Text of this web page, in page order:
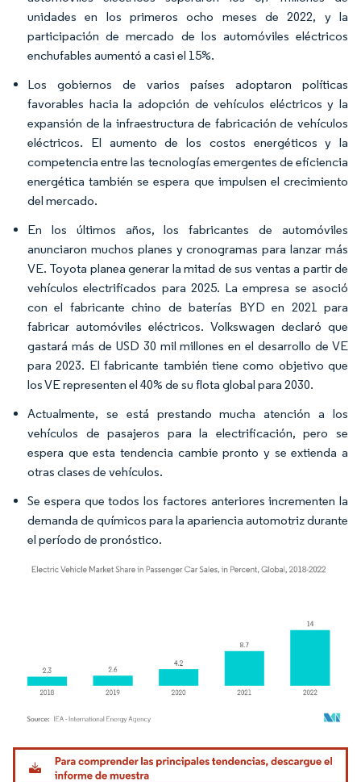
unidades en los primeros ocho meses de 2022, y la
participación de mercado de los automóviles eléctricos
enchufables aumentó a casi el 15%.
Los gobiernos de varios países adoptaron políticas
favorables hacia la adopción de vehículos eléctricos y la
expansión de la infraestructura de fabricación de vehículos
eléctricos. El aumento de los costos energéticos y la
competencia entre las tecnologías emergentes de eficiencia
energética también se espera que impulsen el crecimiento
del mercado.
En los últimos años, los fabricantes de automóviles
anunciaron muchos planes y cronogramas para lanzar más
VE. Toyota planea generar la mitad de sus ventas a partir de
vehículos electrificados para 2025. La empresa se asoció
con el fabricante chino de baterías BYD en 2021 para
fabricar automóviles eléctricos. Volkswagen declaró que
gastará más de USD 30 mil millones en el desarrollo de VE
para 2023. El fabricante también tiene como objetivo que
los VE representen el 40% de su flota global para 2030.
Actualmente, se está prestando mucha atención a los
vehículos de pasajeros para la electrificación, pero se
espera que esta tendencia cambie pronto y se extienda a
otras clases de vehículos.
Se espera que todos los factores anteriores incrementen la
demanda de químicos para la apariencia automotriz durante
el período de pronóstico.
Imagen © Mordor Intelligence. El uso requiere atribución según CC BY 4.0.